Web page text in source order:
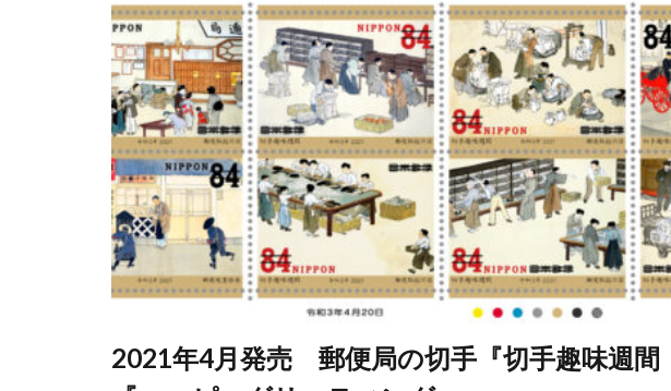
2021年4月発売 郵便局の切手『切手趣味週間